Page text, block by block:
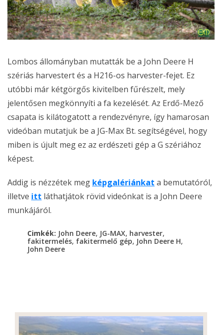
Lombos állományban mutatták be a John Deere H
szériás harvestert és a H216-os harvester-fejet. Ez
utóbbi már kétgörgős kivitelben fűrészelt, mely
jelentősen megkönnyíti a fa kezelését. Az Erdő-Mező
csapata is kilátogatott a rendezvényre, így hamarosan
videóban mutatjuk be a JG-Max Bt. segítségével, hogy
miben is újult meg ez az erdészeti gép a G szériához
képest.
Addig is nézzétek meg képgalériánkat a bemutatóról,
illetve itt láthatjátok rövid videónkat is a John Deere
munkájáról.
Cimkék: John Deere, JG-MAX, harvester,
fakitermelés, fakitermelő gép, John Deere H,
John Deere